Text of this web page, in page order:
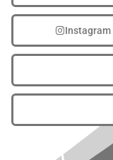
Instagram